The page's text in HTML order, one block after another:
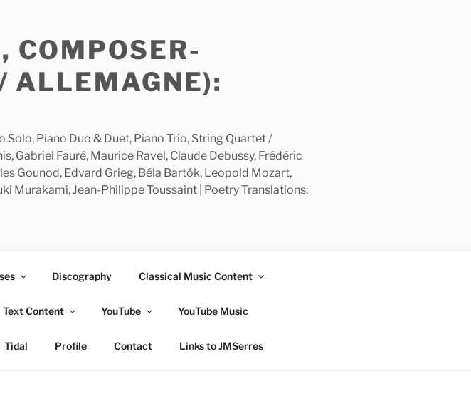
COMPOSER-
ALLEMAGNE):
Piano Duo & Duet, Piano Trio, String Quartet /
Gabriel Fauré, Maurice Ravel, Claude Debussy, Frédéric
Gounod, Edvard Grieg, Béla Bartók, Leopold Mozart,
Murakami, Jean-Philippe Toussaint | Poetry Translations:
Discography Classical Music Content
Text Content YouTube YouTube Music
Tidal Profile Contact Links to JMSerres